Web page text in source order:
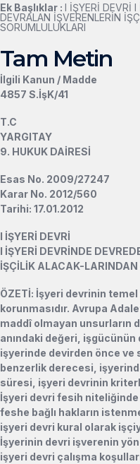
Ek Başlıklar : l İŞYERİ DEVRİ l
DEVRALAN İŞVERENLERİN
SORUMLULUKLARI
Tam Metin
İlgili Kanun / Madde
4857 S.İşK/41
T.C
YARGITAY
9. HUKUK DAİRESİ
Esas No. 2009/27247
Karar No. 2012/560
Tarihi: 17.01.2012
l İŞYERİ DEVRİ
l İŞYERİ DEVRİNDE
İŞÇİLİK ALACAK-LARINDAN
ÖZETİ: İşyeri devrinin
korunmasıdır. Avrupa
maddî olmayan unsurların
anındaki değeri,
işyerinde devirden önce
benzerlik derecesi,
süresi, işyeri devrinin
İşyeri devri fesih niteliğinde
feshe bağlı hakların
işyeri devri kural olarak
İşyerinin devri işverenin
işyeri devri çalışma